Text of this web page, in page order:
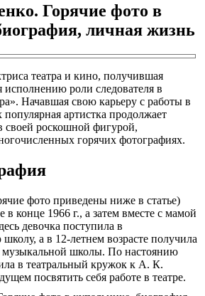
Горячие фото в
личная жизнь
театра и кино, получившая
исполнению роли следователя в
Начавшая свою карьеру с работы в
популярная артистка продолжает
своей роскошной фигурой,
горячих фотографиях.
фото приведены ниже в статье)
конце 1966 г., а затем вместе с мамой
девочка поступила в
а в 12-летнем возрасте получила
музыкальной школы. По настоянию
в театральный кружок к А. К.
посвятить себя работе в театре.